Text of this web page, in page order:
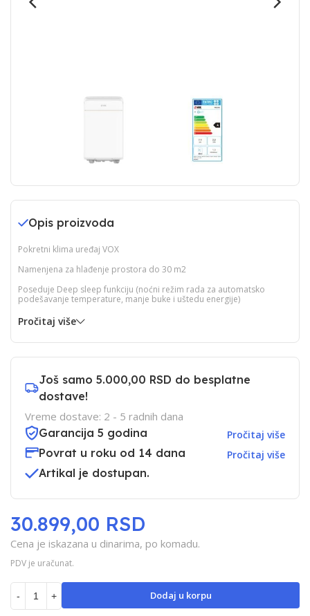
Opis proizvoda
Pokretni klima uređaj VOX
Namenjena za hlađenje prostora do 30 m2
Poseduje Deep sleep funkciju (noćni režim rada za automatsko
podešavanje temperature, manje buke i uštedu energije)
Pročitaj više
Još samo 5.000,00 RSD do besplatne
dostave!
Vreme dostave: 2 - 5 radnih dana
Garancija 5 godina
Pročitaj više
Povrat u roku od 14 dana Pročitaj više
Artikal je dostupan.
Cena je iskazana u dinarima, po komadu.
PDV je uračunat.
30.899,00 RSD
- + Dodaj u korpu